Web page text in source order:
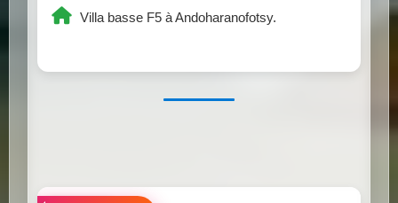
Villa basse F5 à Andoharanofotsy.